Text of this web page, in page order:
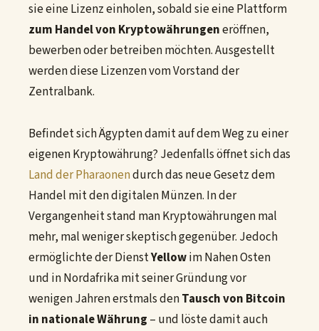
sie eine Lizenz einholen, sobald sie eine Plattform
zum Handel von Kryptowährungeneröffnen,
bewerben oder betreiben möchten. Ausgestellt
werden diese Lizenzen vom Vorstand der
Zentralbank.
Befindet sich Ägypten damit auf dem Weg zu einer
eigenen Kryptowährung? Jedenfalls öffnet sich das
Land der Pharaonendurch das neue Gesetz dem
Handel mit den digitalen Münzen. In der
Vergangenheit stand man Kryptowährungen mal
mehr, mal weniger skeptisch gegenüber. Jedoch
ermöglichte der DienstYellowim Nahen Osten
und in Nordafrika mit seiner Gründung vor
wenigen Jahren erstmals denTausch von Bitcoin
in nationale Währung – und löste damit auch